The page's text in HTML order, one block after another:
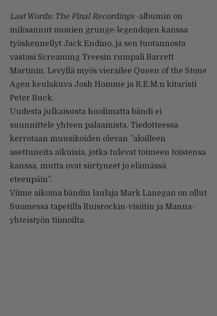
Last Words: The Final Recordings-albumin on
miksannut monien grunge-legendojen kanssa
työskennellyt Jack Endino, ja sen tuotannosta
vastasi Screaming Treesin rumpali Barrett
Martinin. Levyllä myös vierailee Queen of the Stone
Agen keulakuva Josh Homme ja R.E.M:n kitaristi
Peter Buck.
Uudesta julkaisusta huolimatta bändi ei
suunnittele yhteen palaamista. Tiedotteessa
kerrotaan muusikoiden olevan ”aloilleen
asettuneita aikuisia, jotka tulevat toimeen toistensa
kanssa, mutta ovat siirtyneet jo elämässä
eteenpäin”.
Viime aikoina bändin laulaja Mark Lanegan on ollut
Suomessa tapetilla Ruisrockin-visiitin ja Manna-
yhteistyön tiimoilta.